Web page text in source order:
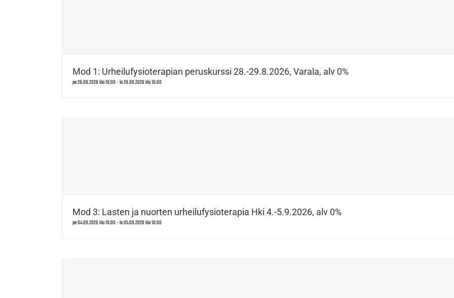
Mod 1: Urheilufysioterapian peruskurssi 28.-29.8.2026, Varala, alv 0%
pe 28.08.2026 klo 10:00-la 29.08.2026 klo 16:00
Mod 3: Lasten ja nuorten urheilufysioterapia Hki 4.-5.9.2026, alv 0%
pe 04.09.2026 klo 10:00-la 05.09.2026 klo 16:00